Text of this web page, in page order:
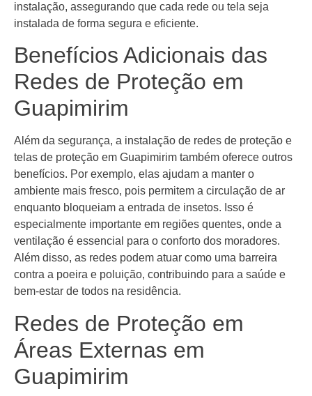
instalação, assegurando que cada rede ou tela seja
instalada de forma segura e eficiente.
Benefícios Adicionais das
Redes de Proteção em
Guapimirim
Além da segurança, a instalação de redes de proteção e
telas de proteção em Guapimirim também oferece outros
benefícios. Por exemplo, elas ajudam a manter o
ambiente mais fresco, pois permitem a circulação de ar
enquanto bloqueiam a entrada de insetos. Isso é
especialmente importante em regiões quentes, onde a
ventilação é essencial para o conforto dos moradores.
Além disso, as redes podem atuar como uma barreira
contra a poeira e poluição, contribuindo para a saúde e
bem-estar de todos na residência.
Redes de Proteção em
Áreas Externas em
Guapimirim